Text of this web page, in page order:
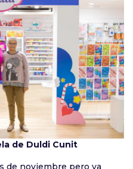
de Duldi Cunit
de noviembre pero ya